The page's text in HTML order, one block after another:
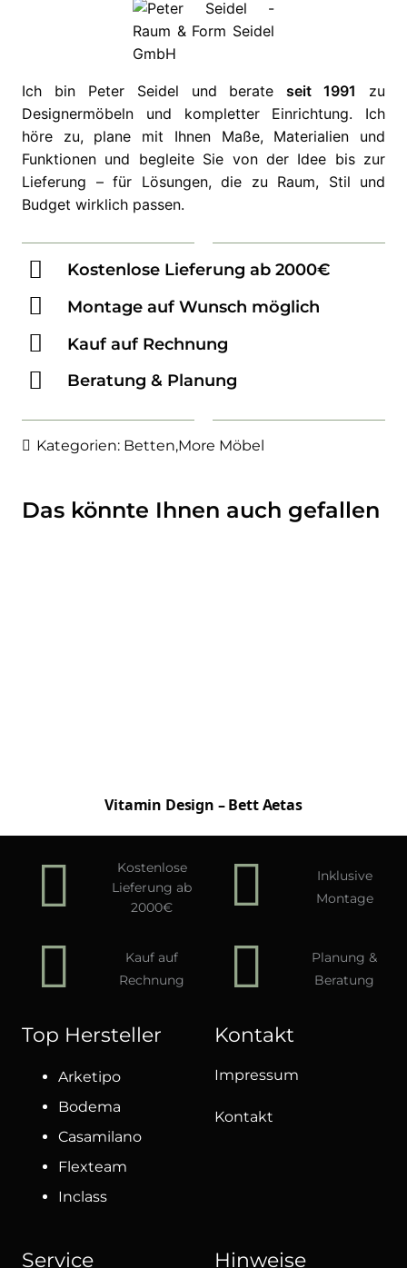
Ich bin Peter Seidel und berateseit 1991
zu
Designermöbeln und kompletter Einrichtung. Ich
höre zu, plane mit Ihnen Maße, Materialien und
Funktionen und begleite Sie von der Idee bis zur
Lieferung – für Lösungen, die zu Raum, Stil und
Budget wirklich passen.
Kostenlose Lieferung ab 2000€
Montage auf Wunsch möglich
Kauf auf Rechnung
Beratung & Planung
Kategorien: Betten,More Möbel
Das könnte Ihnen auch gefallen
Vitamin Design – Bett Aetas
Kostenlose
Lieferung ab
2000€
Inklusive
Montage
Kauf auf
Rechnung
Planung &
Beratung
Top Hersteller
Arketipo
Bodema
Casamilano
Flexteam
Inclass
Kontakt
Impressum
Kontakt
Service Hinweise